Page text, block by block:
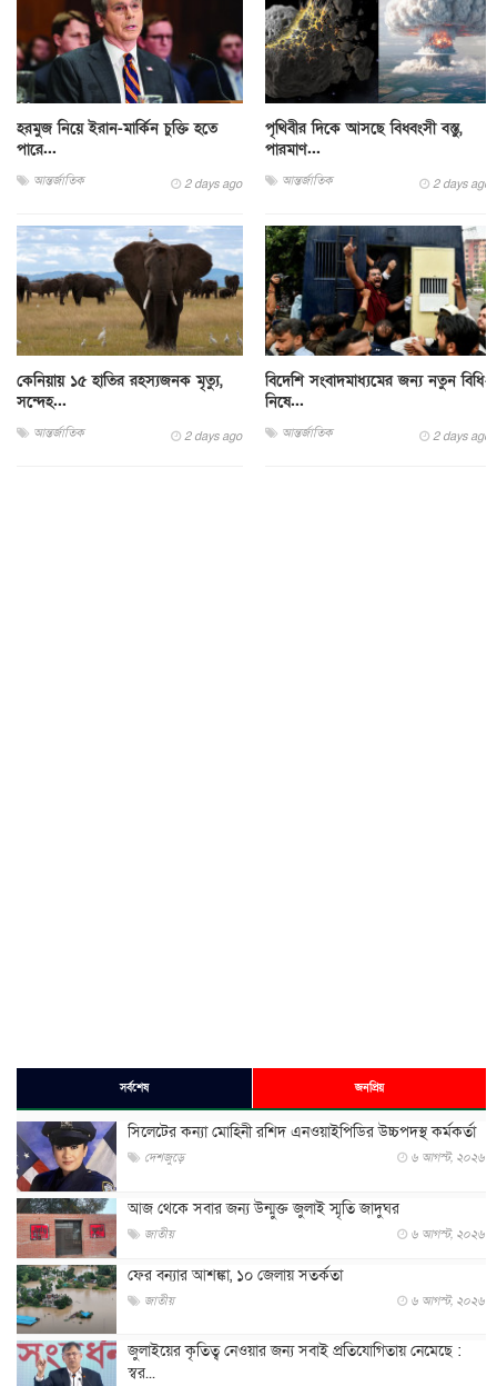
হরমুজ নিয়ে ইরান-মার্কিন চুক্তি হতে
পারে...
আন্তর্জাতিক 2 days ago
পৃথিবীর দিকে আসছে বিধ্বংসী বস্তু,
পারমাণ...
আন্তর্জাতিক 2 days ago
কেনিয়ায় ১৫ হাতির রহস্যজনক মৃত্যু,
সন্দেহ...
আন্তর্জাতিক 2 days ago
বিদেশি সংবাদমাধ্যমের জন্য নতুন বিধি-
নিষে...
আন্তর্জাতিক 2 days ago
সর্বশেষ জনপ্রিয়
সিলেটের কন্যা মোহিনী রশিদ এনওয়াইপিডির উচ্চপদস্থ কর্মকর্তা
দেশজুড়ে ৬ আগস্ট, ২০২৬
আজ থেকে সবার জন্য উন্মুক্ত জুলাই স্মৃতি জাদুঘর
জাতীয় ৬ আগস্ট, ২০২৬
ফের বন্যার আশঙ্কা, ১০ জেলায় সতর্কতা
জাতীয় ৬ আগস্ট, ২০২৬
জুলাইয়ের কৃতিত্ব নেওয়ার জন্য সবাই প্রতিযোগিতায় নেমেছে :
স্বর...